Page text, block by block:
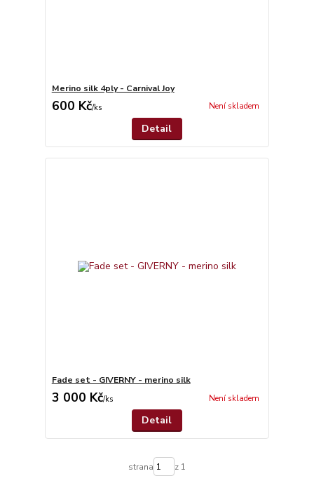
Merino silk 4ply - Carnival Joy
600 Kč/ks Není skladem
Detail
Fade set - GIVERNY - merino silk
3 000 Kč/ks Není skladem
Detail
strana z 1